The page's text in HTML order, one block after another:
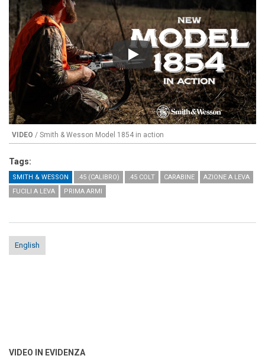
Play
VIDEO / Smith & Wesson Model 1854 in action
Tags:
SMITH & WESSON .45 (CALIBRO) .45 COLT CARABINE
AZIONE A LEVA
FUCILI A LEVA
PRIMA ARMI
English
VIDEO IN EVIDENZA